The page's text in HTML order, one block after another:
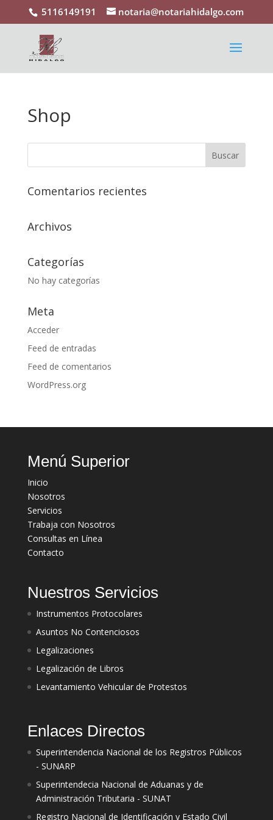
5116149191 notaria@notariahidalgo.com
Shop
Comentarios recientes
Archivos
Categorías
No hay categorías
Meta
Acceder
Feed de entradas
Feed de comentarios
WordPress.org
Menú Superior
Inicio
Nosotros
Servicios
Trabaja con Nosotros
Consultas en Línea
Contacto
Nuestros Servicios
Instrumentos Protocolares
Asuntos No Contenciosos
Legalizaciones
Legalización de Libros
Levantamiento Vehicular de Protestos
Enlaces Directos
Superintendencia Nacional de los Registros Públicos
- SUNARP
Superintendecia Nacional de Aduanas y de
Administración Tributaria - SUNAT
Registro Nacional de Identificación y Estado Civil